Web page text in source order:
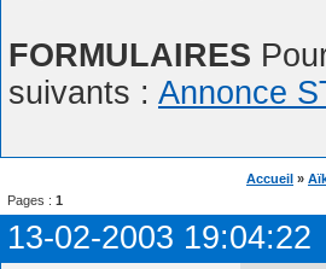
FORMULAIRES
suivants : Annonce
Accueil »
Pages : 1
13-02-2003 19:04:22